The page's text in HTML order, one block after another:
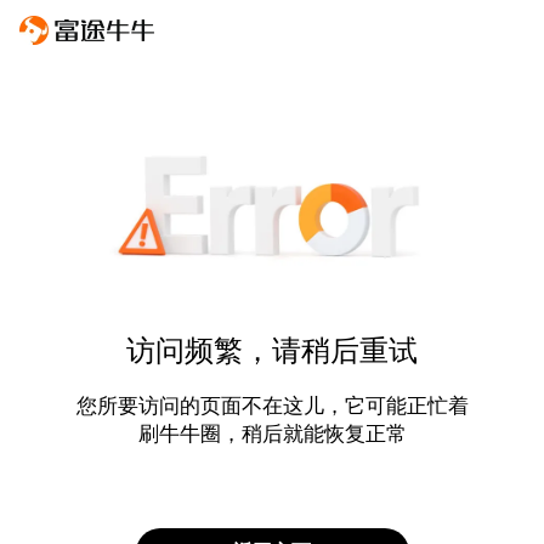
访问频繁，请稍后重试
您所要访问的页面不在这儿，它可能正忙着
刷牛牛圈，稍后就能恢复正常